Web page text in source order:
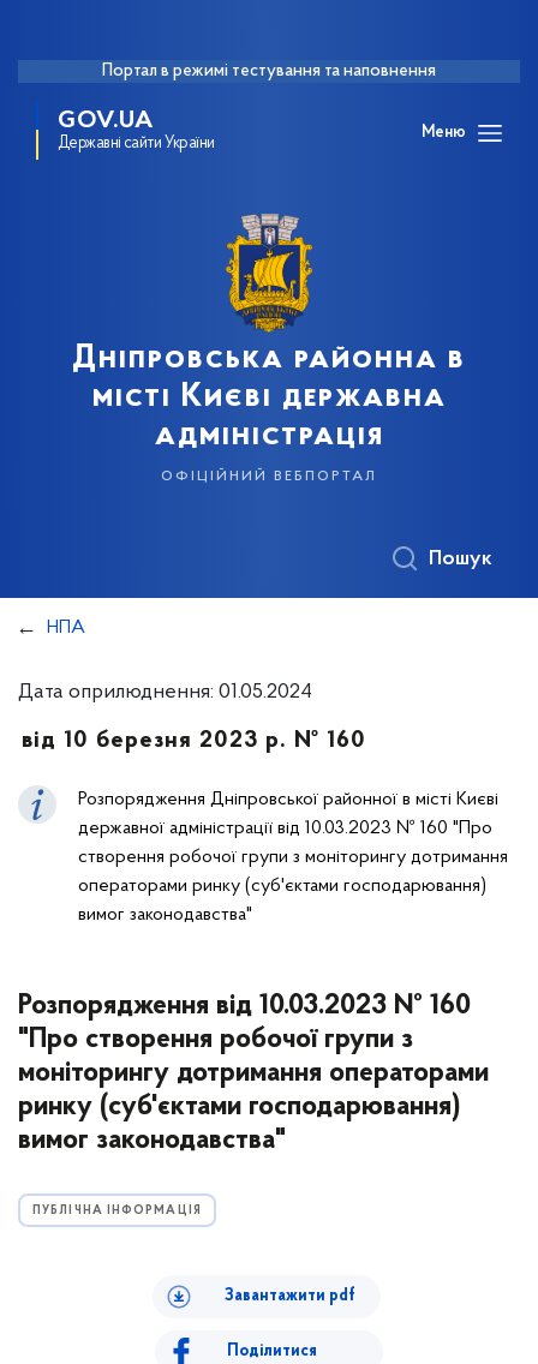
Портал в режимі тестування та наповнення
GOV.UA
Державні сайти України
Меню
Дніпровська районна в
місті Києві державна
адміністрація
офіційний вебпортал
Пошук
НПА
Дата оприлюднення: 01.05.2024
від 10 березня 2023 р. № 160
Розпорядження Дніпровської районної в місті Києві
державної адміністрації від 10.03.2023 № 160 "Про
створення робочої групи з моніторингу дотримання
операторами ринку (суб'єктами господарювання)
вимог законодавства"
Розпорядження від 10.03.2023 № 160
"Про створення робочої групи з
моніторингу дотримання операторами
ринку (суб'єктами господарювання)
вимог законодавства"
ПУБЛІЧНА ІНФОРМАЦІЯ
Завантажити pdf
Поділитися